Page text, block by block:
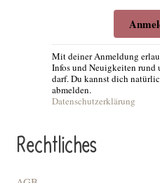
Mit deiner Anmeldung
Infos und Neuigkeiten rund
darf. Du kannst dich
abmelden.
Datenschutzerklärung
Rechtliches